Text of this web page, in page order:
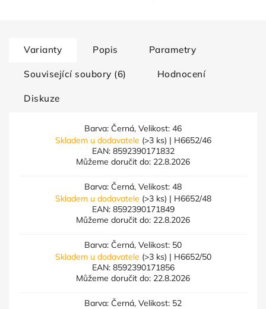
Varianty Popis Parametry
Související soubory (6) Hodnocení
Diskuze
Barva: Černá, Velikost: 46
Skladem u dodavatele (>3 ks) | H6652/46
EAN: 8592390171832
Můžeme doručit do: 22.8.2026
Barva: Černá, Velikost: 48
Skladem u dodavatele (>3 ks) | H6652/48
EAN: 8592390171849
Můžeme doručit do: 22.8.2026
Barva: Černá, Velikost: 50
Skladem u dodavatele (>3 ks) | H6652/50
EAN: 8592390171856
Můžeme doručit do: 22.8.2026
Barva: Černá, Velikost: 52